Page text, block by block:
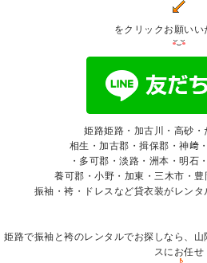
をクリックお願い
姫路姫路・加古川・高砂・
相生・加古郡・揖保郡・神﨑
・多可郡・淡路・洲本・明石
養可郡・小野・加東・三木市・
振袖 ・袴・ドレスなど貸衣装がレン
姫路で振袖と袴のレンタルでお探しなら、
スにお任せ